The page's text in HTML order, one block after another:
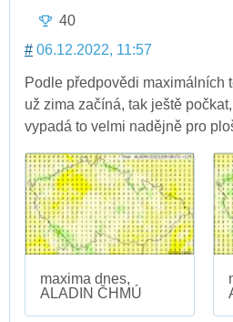
40
# 06.12.2022, 11:57
Podle předpovědi maximálních
už zima začíná, tak ještě
vypadá to velmi nadějně pro
maxima dnes,
ALADIN ČHMÚ